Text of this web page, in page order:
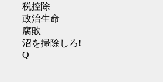
税控除
政治生命
腐敗
沼を掃除しろ!
Q